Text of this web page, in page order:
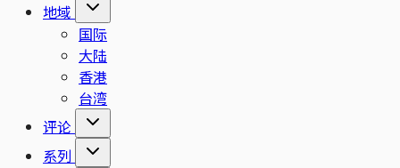
地域
国际
大陆
香港
台湾
评论
系列